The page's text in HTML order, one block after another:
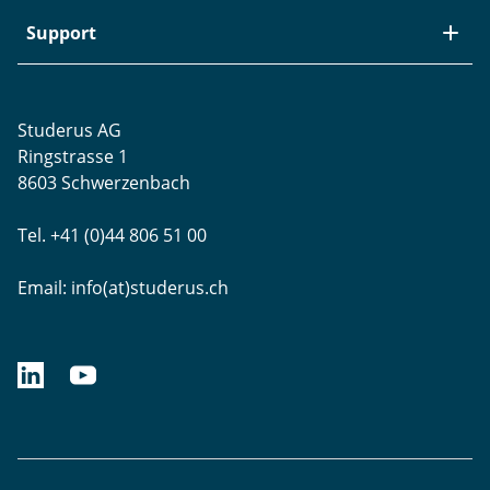
Aktuelle Jobs
Referenzen
Datenschutz
Swiss Service Pack
Zyxel-Partnerprogramm
Bezugsquellen
Garantieinformationen
Brands
Blog
Support
Projektunterstützung
WLAN-Ausmessung
Remote Desktop
Studerus AG
Ringstrasse 1
8603 Schwerzenbach
Tel. +41 (0)44 806 51 00
Email: info(at)studerus.ch
linkedin.com/studerusag
youtube.com/studerus